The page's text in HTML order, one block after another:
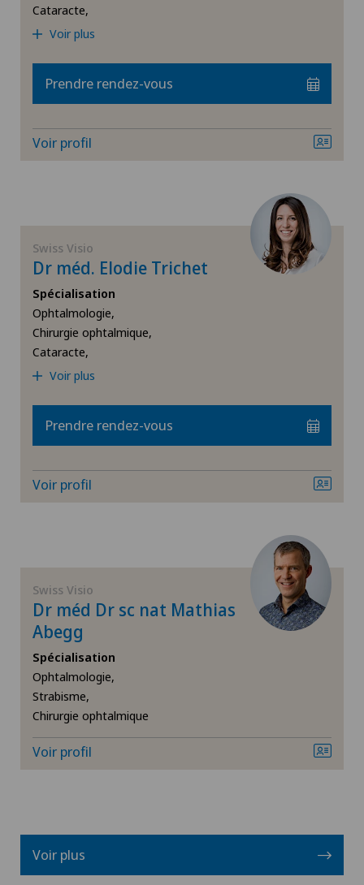
Medicentre Tavannes
Medicentre Valbirse
Medizinisches Zentrum Haus zur Pyramide
Mendrisio
Policlinique de Valère
Polyclinique Genolier
Privatklinik Siloah
Privatklinik Villa im Park
Rosenklinik Rapperswil
Schmerzklinik Basel
Spital Zofingen
Xundheitszentrum
Cataracte,
Voir plus
Prendre rendez-vous
Voir profil
Swiss Visio
Dr méd. Elodie Trichet
Spécialisation
Ophtalmologie,
Chirurgie ophtalmique,
Cataracte,
Voir plus
Prendre rendez-vous
Voir profil
Swiss Visio
Dr méd Dr sc nat Mathias
Abegg
Spécialisation
Ophtalmologie,
Strabisme,
Chirurgie ophtalmique
Voir profil
Voir plus